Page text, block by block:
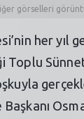
görselleri
her yıl
Toplu